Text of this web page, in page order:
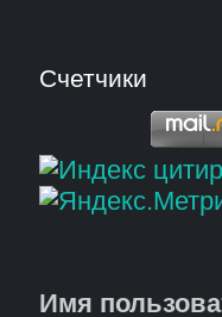
Счетчики
Имя